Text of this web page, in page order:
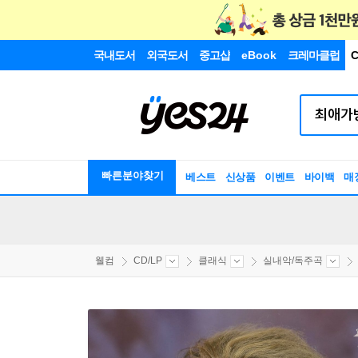
국내도서 외국도서 중고샵 eBook 크레마클럽
빠른분야찾기 베스트 신상품 이벤트 바이백 매
웰컴 CD/LP 클래식 실내악/독주곡